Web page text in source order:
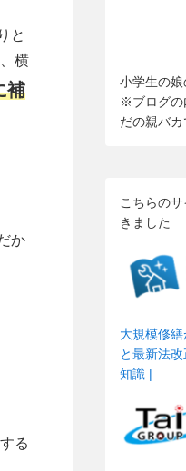
と
横
補
か
る
小学生の娘
※ブログの
だの親バカ
こちらの
きました
大規模修
と最新法
知識 |